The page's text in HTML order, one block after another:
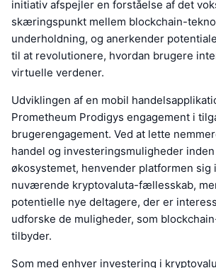
initiativ afspejler en forståelse af det
skæringspunkt mellem blockchain-
underholdning, og anerkender
til at revolutionere, hvordan brugere
virtuelle verdener.
Udviklingen af en mobil
Prometheum Prodigys engagement i
brugerengagement. Ved at lette
handel og investeringsmuligheder
økosystemet, henvender platformen sig
nuværende kryptovaluta-fællesskab,
potentielle nye deltagere, der er
udforske de muligheder, som
tilbyder.
Som med enhver investering i